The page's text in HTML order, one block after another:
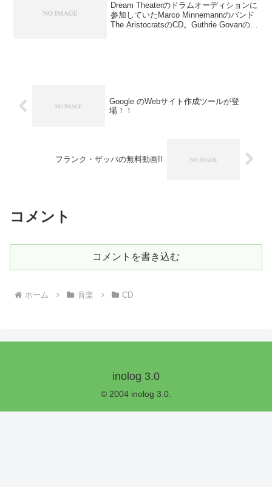
Dream Theaterのドラムオーディションに
参加していたMarco Minnemannのバンド
The AristocratsのCD。Guthrie Govanのギ
Google のWebサイト作成ツールが登
場！！
フランク・ザッパの無料動画!!
コメント
コメントを書き込む
ホーム 音楽 CD
inolog 3.0
© 2004 inolog 3.0.